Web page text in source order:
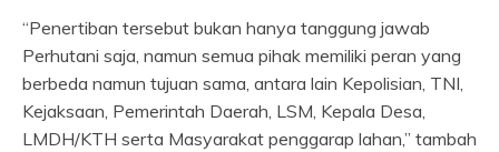
“Penertiban tersebut bukan hanya tanggung jawab
Perhutani saja, namun semua pihak memiliki peran yang
berbeda namun tujuan sama, antara lain Kepolisian, TNI,
Kejaksaan, Pemerintah Daerah, LSM, Kepala Desa,
LMDH/KTH serta Masyarakat penggarap lahan,” tambah